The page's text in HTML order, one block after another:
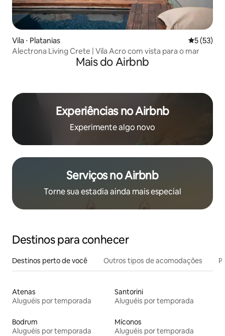
Vila ⋅ Platanias 5 de uma
5 (53)
Alectrona Living Crete | Vila Acro com vista para o mar
Mais do Airbnb
Experiências no Airbnb
Experimente algo novo
Serviços no Airbnb
Torne sua estadia ainda mais especial
Destinos para conhecer
Destinos perto de você Outros tipos de acomodações
Atenas
Aluguéis por temporada
Santorini
Aluguéis por temporada
Bodrum
Aluguéis por temporada
Míconos
Aluguéis por temporada